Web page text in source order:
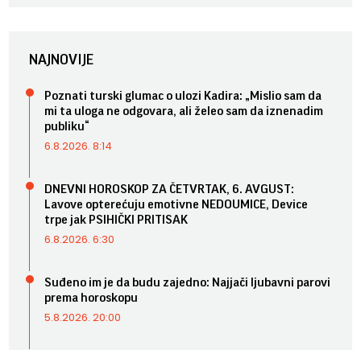
NAJNOVIJE
Poznati turski glumac o ulozi Kadira: „Mislio sam da
mi ta uloga ne odgovara, ali želeo sam da iznenadim
publiku“
6.8.2026. 8:14
DNEVNI HOROSKOP ZA ČETVRTAK, 6. AVGUST:
Lavove opterećuju emotivne NEDOUMICE, Device
trpe jak PSIHIČKI PRITISAK
6.8.2026. 6:30
Suđeno im je da budu zajedno: Najjači ljubavni parovi
prema horoskopu
5.8.2026. 20:00